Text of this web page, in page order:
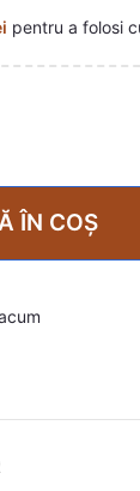
pentru a folosi
ÎN COȘ